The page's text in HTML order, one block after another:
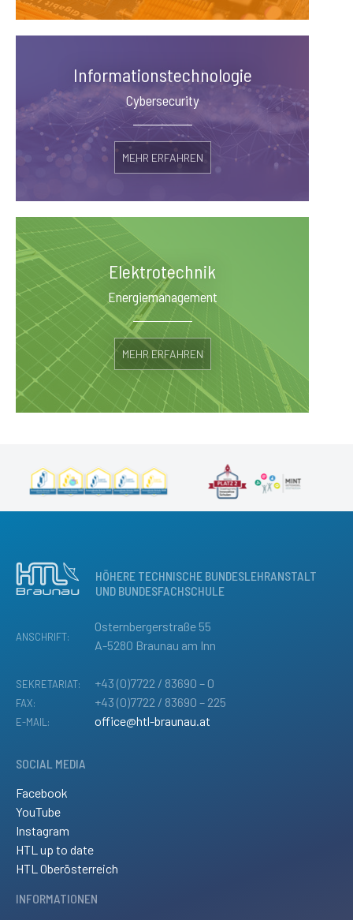
Informationstechnologie
Cybersecurity
MEHR ERFAHREN
Elektrotechnik
Energiemanagement
MEHR ERFAHREN
HÖHERE TECHNISCHE BUNDESLEHRANSTALT
UND BUNDESFACHSCHULE
ANSCHRIFT:
Osternbergerstraße 55
A-5280 Braunau am Inn
SEKRETARIAT: +43 (0)7722 / 83690 – 0
FAX: +43 (0)7722 / 83690 – 225
E-MAIL: office@htl-braunau.at
SOCIAL MEDIA
Facebook
YouTube
Instagram
HTL up to date
HTL Oberösterreich
INFORMATIONEN